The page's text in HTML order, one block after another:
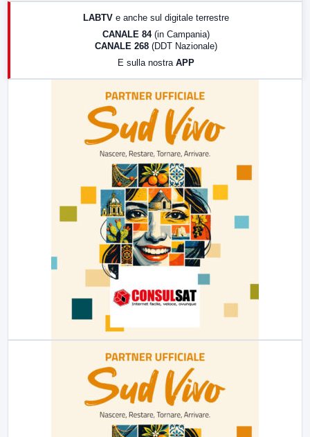
LABTV e anche sul digitale terrestre
CANALE 84 (in Campania)
CANALE 268 (DDT Nazionale)
E sulla nostra APP